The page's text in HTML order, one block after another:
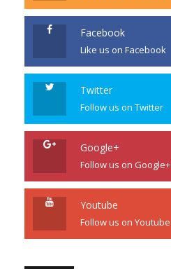
Facebook
Like us on Facebook
Twitter
Follow us on Twitter
Google+
Follow us on Google+
Youtube
Follow us on Youtube